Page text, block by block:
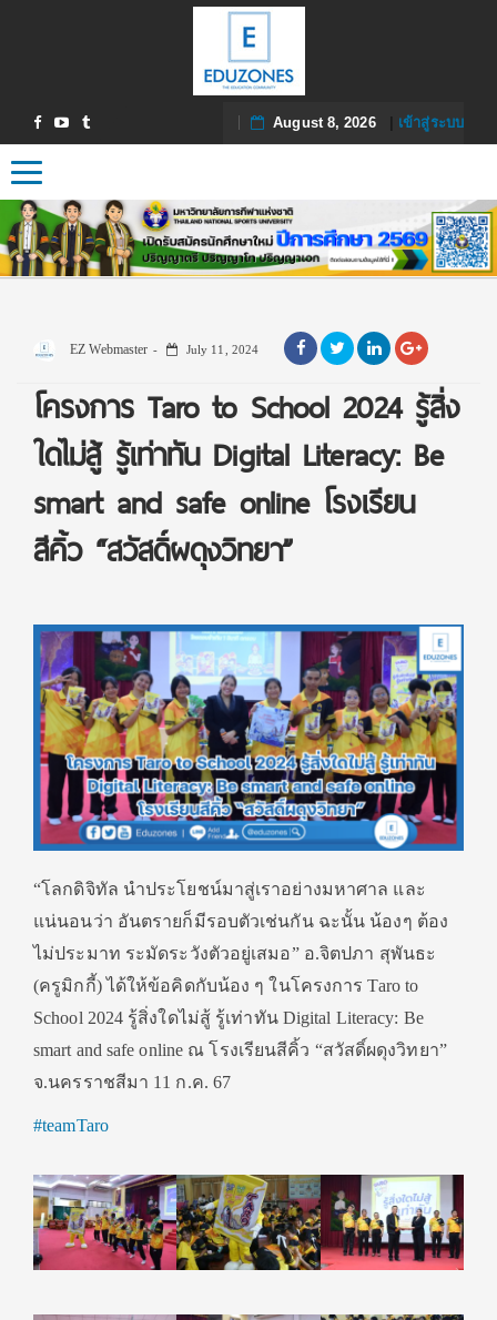
August 8, 2026| เข้าสู่ระบบ
Toggle navigation
EZ Webmaster July 11, 2024
โครงการ Taro to School 2024 รู้สิ่ง
ใดไม่สู้ รู้เท่าทัน Digital Literacy: Be
smart and safe online โรงเรียน
สีคิ้ว “สวัสดิ์ผดุงวิทยา”
“โลกดิจิทัล นำประโยชน์มาสู่เราอย่างมหาศาล และ
แน่นอนว่า อันตรายก็มีรอบตัวเช่นกัน ฉะนั้น น้องๆ ต้อง
ไม่ประมาท ระมัดระวังตัวอยู่เสมอ” อ.จิตปภา สุพันธะ
(ครูมิกกี้) ได้ให้ข้อคิดกับน้อง ๆ ในโครงการ Taro to
School 2024 รู้สิ่งใดไม่สู้ รู้เท่าทัน Digital Literacy: Be
smart and safe online ณ โรงเรียนสีคิ้ว “สวัสดิ์ผดุงวิทยา”
จ.นครราชสีมา 11 ก.ค. 67
#teamTaro